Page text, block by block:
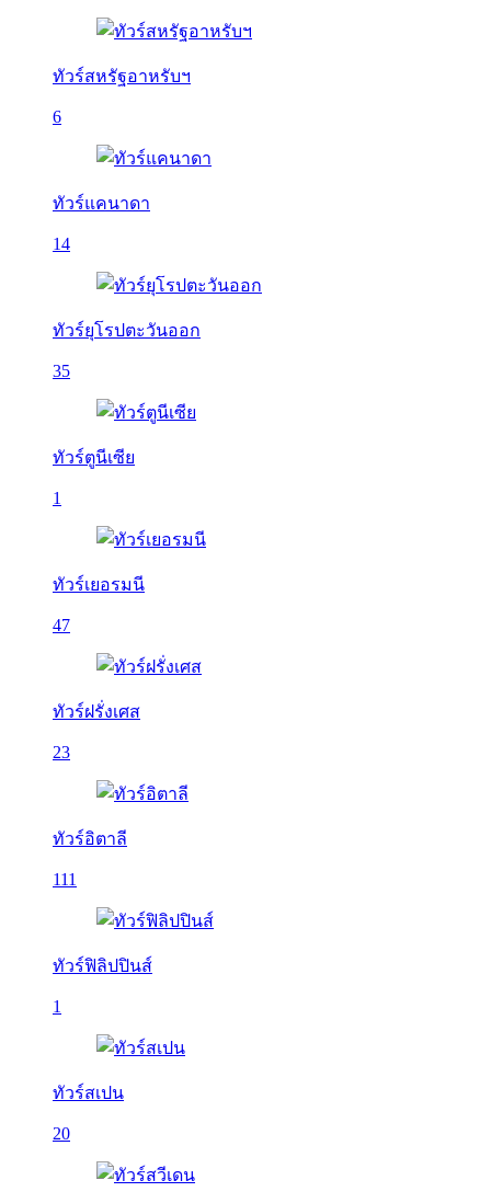
ทัวร์สหรัฐอาหรับฯ
6
ทัวร์แคนาดา
14
ทัวร์ยุโรปตะวันออก
35
ทัวร์ตูนีเซีย
1
ทัวร์เยอรมนี
47
ทัวร์ฝรั่งเศส
23
ทัวร์อิตาลี
111
ทัวร์ฟิลิปปินส์
1
ทัวร์สเปน
20